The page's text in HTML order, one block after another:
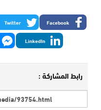
Facebook
Twitter
LinkedIn
رابط المشاركة :